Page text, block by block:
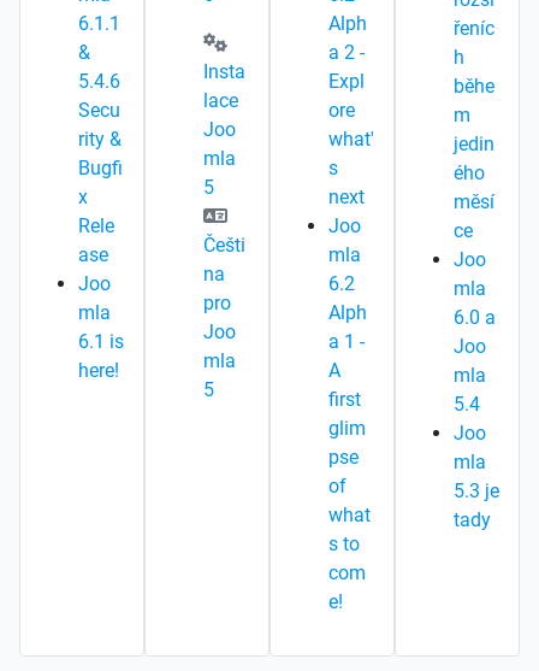
6.1.1
&
5.4.6
Secu
rity &
Bugfi
x
Rele
ase
Joo
mla
6.1 is
here!
Insta
lace
Joo
mla
5
Češti
na
pro
Joo
mla
5
Alph
a 2 -
Expl
ore
what'
s
next
Joo
mla
6.2
Alph
a 1 -
A
first
glim
pse
of
what
s to
com
e!
řeníc
h
běhe
m
jedin
ého
měsí
ce
Joo
mla
6.0 a
Joo
mla
5.4
Joo
mla
5.3 je
tady